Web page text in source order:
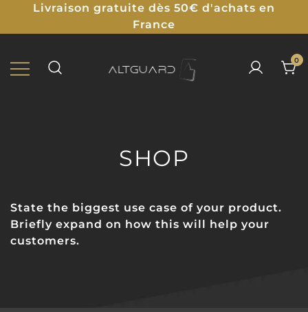
Livraison gratuite dès 50€ d'achats en
France
0
SHOP
State the biggest use case of your product.
Briefly expand on how this will help your
customers.